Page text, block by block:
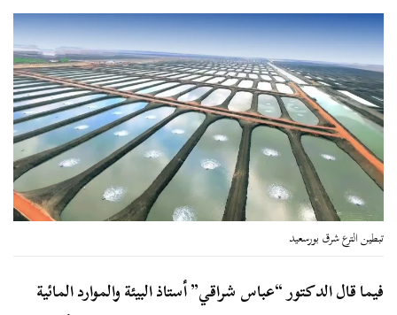
تبطين الترع شرق بورسعيد
فيما قال الدكتور “عباس شراقي” أستاذ البيئة والموارد المائية